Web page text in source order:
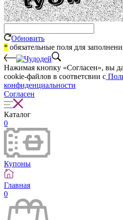
Обновить
* обязательные поля для
Нажимая кнопку «Согласен», вы
cookie-файлов в соответсвии с
конфиденциальности
Согласен
Каталог
0
Купоны
Главная
0